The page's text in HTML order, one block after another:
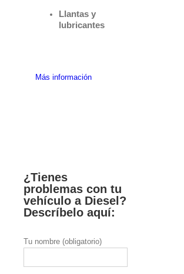
Llantas y
lubricantes
Más información
¿Tienes
problemas con tu
vehículo a Diesel?
Descríbelo aquí:
Tu nombre (obligatorio)